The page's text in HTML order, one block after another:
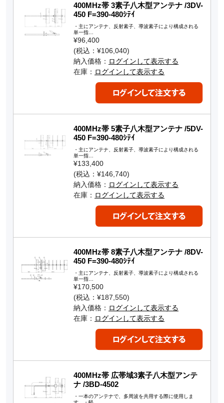
400MHz帯 3素子八木型アンテナ /3DV-
450 F=390-480ｼﾃｲ
・主にアンテナ、反射素子、導波素子により構成される
単一指…
¥96,400
(税込：¥106,040)
納入価格： ログインして表示する
在庫： ログインして表示する
400MHz帯 5素子八木型アンテナ /5DV-
450 F=390-480ｼﾃｲ
・主にアンテナ、反射素子、導波素子により構成される
単一指…
¥133,400
(税込：¥146,740)
納入価格： ログインして表示する
在庫： ログインして表示する
400MHz帯 8素子八木型アンテナ /8DV-
450 F=390-480ｼﾃｲ
・主にアンテナ、反射素子、導波素子により構成される
単一指…
¥170,500
(税込：¥187,550)
納入価格： ログインして表示する
在庫： ログインして表示する
400MHz帯 広帯域3素子八木型アンテ
ナ /3BD-4502
・一本のアンテナで、多周波を共用する際に使用しま